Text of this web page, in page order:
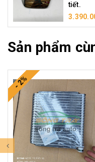
tiết.
Sản phẩm
- 2%